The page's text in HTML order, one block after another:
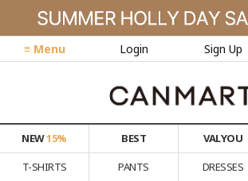
≡ Menu Login Sign Up
NEW15% BEST VALYOU
T-SHIRTS
PANTS DRESSES